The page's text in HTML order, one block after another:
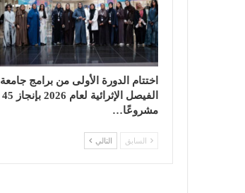
اختتام الدورة الأولى من برامج جامعة
الفيصل الإثرائية لعام 2026 بإنجاز 45
مشروعًا…
السابق التالي